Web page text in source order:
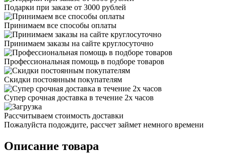
Подарки при заказе от 3000 рублей
Принимаем все способы оплаты
Принимаем заказы на сайте круглосуточно
Профессиональная помощь в подборе товаров
Скидки постоянным покупателям
Супер срочная доставка в течение 2х часов
Рассчитываем стоимость доставки
Пожалуйста подождите, рассчет займет немного времени
Описание товара